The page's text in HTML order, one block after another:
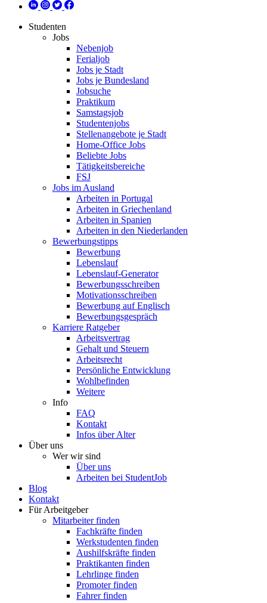
Studenten
Jobs
Nebenjob
Ferialjob
Jobs je Stadt
Jobs je Bundesland
Jobsuche
Praktikum
Samstagsjob
Studentenjobs
Stellenangebote je Stadt
Home-Office Jobs
Beliebte Jobs
Tätigkeitsbereiche
FSJ
Jobs im Ausland
Arbeiten in Portugal
Arbeiten in Griechenland
Arbeiten in Spanien
Arbeiten in den Niederlanden
Bewerbungstipps
Bewerbung
Lebenslauf
Lebenslauf-Generator
Bewerbungsschreiben
Motivationsschreiben
Bewerbung auf Englisch
Bewerbungsgespräch
Karriere Ratgeber
Arbeitsvertrag
Gehalt und Steuern
Arbeitsrecht
Persönliche Entwicklung
Wohlbefinden
Weitere
Info
FAQ
Kontakt
Infos über Alter
Über uns
Wer wir sind
Über uns
Arbeiten bei StudentJob
Blog
Kontakt
Für Arbeitgeber
Mitarbeiter finden
Fachkräfte finden
Werkstudenten finden
Aushilfskräfte finden
Praktikanten finden
Lehrlinge finden
Promoter finden
Fahrer finden